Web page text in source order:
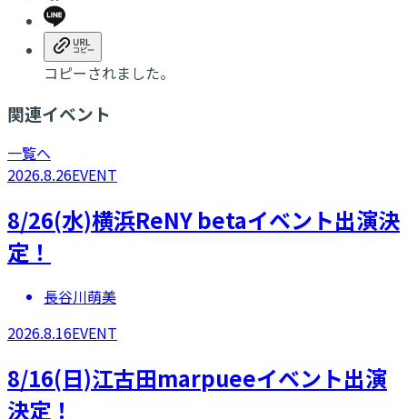
コピーされました。
関連イベント
一覧へ
2026.8.26EVENT
8/26(水)横浜ReNY betaイベント出演決
定！
長谷川萌美
2026.8.16EVENT
8/16(日)江古田marpueeイベント出演
決定！